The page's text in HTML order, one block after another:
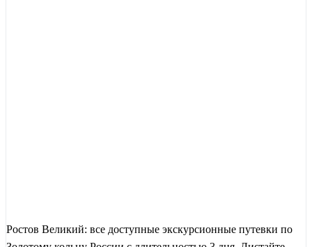
Ростов Великий: все доступные экскурсионные путевки по